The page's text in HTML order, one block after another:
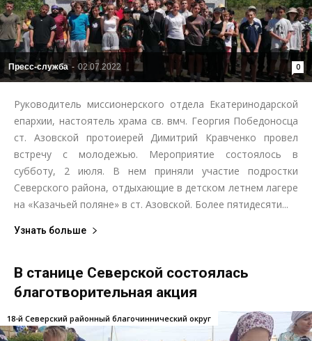
Пресс-служба - 02.07.2022 0
Руководитель миссионерского отдела Екатеринодарской
епархии, настоятель храма св. вмч. Георгия Победоносца
ст. Азовской протоиерей Димитрий Кравченко провел
встречу с молодежью. Мероприятие состоялось в
субботу, 2 июля. В нем приняли участие подростки
Северского района, отдыхающие в детском летнем лагере
на «Казачьей поляне» в ст. Азовской. Более пятидесяти...
Узнать больше
В станице Северской состоялась
благотворительная акция
18-й Северский районный благочиннический округ